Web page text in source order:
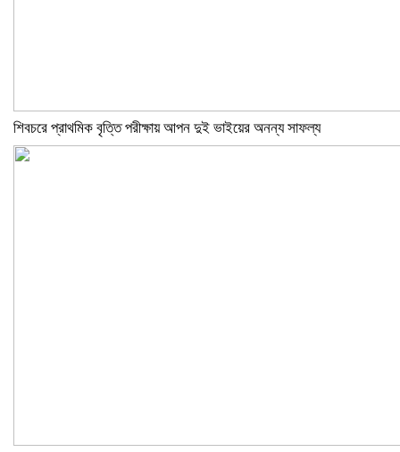
শিবচরে প্রাথমিক বৃত্তি পরীক্ষায় আপন দুই ভাইয়ের অনন্য সাফল্য